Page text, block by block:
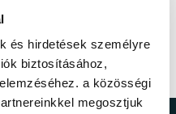
és hirdetések személyre
biztosításához,
a közösségi
megosztjuk